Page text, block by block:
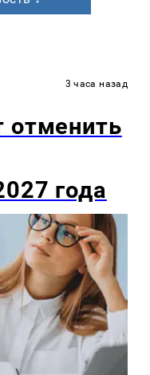
3 часа назад
отменить
года